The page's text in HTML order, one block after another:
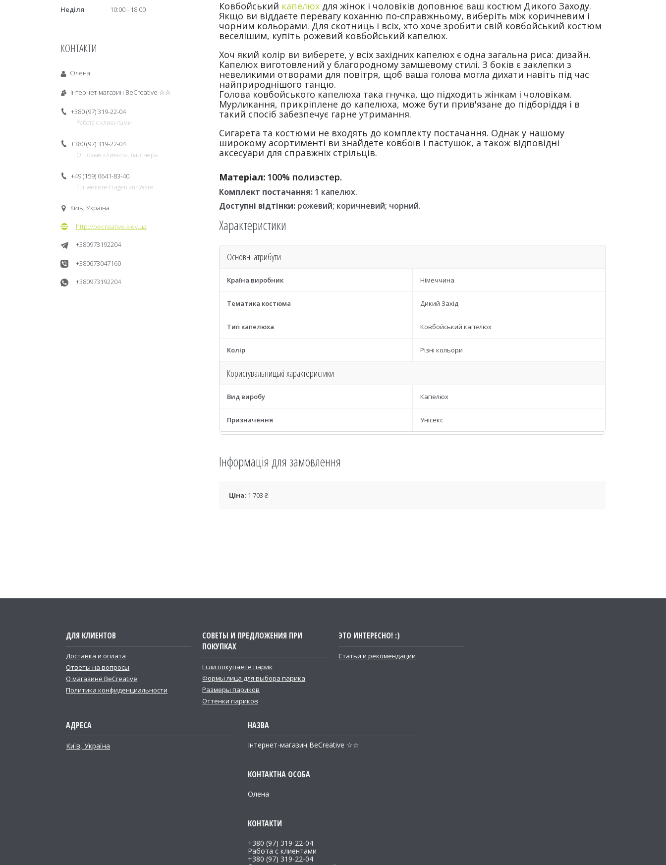
Ковбойський капелюх для жінок і чоловіків доповнює ваш костюм Дикого Заходу.
Якщо ви віддаєте перевагу коханню по-справжньому, виберіть між коричневим і
чорним кольорами. Для скотниць і всіх, хто хоче зробити свій ковбойський костюм
веселішим, купіть рожевий ковбойський капелюх.
Хоч який колір ви виберете, у всіх західних капелюх є одна загальна риса: дизайн.
Капелюх виготовлений у благородному замшевому стилі. З боків є заклепки з
невеликими отворами для повітря, щоб ваша голова могла дихати навіть під час
найприроднішого танцю.
Голова ковбойського капелюха така гнучка, що підходить жінкам і чоловікам.
Мурликання, прикріплене до капелюха, може бути прив'язане до підборіддя і в
такий спосіб забезпечує гарне утримання.
Сигарета та костюми не входять до комплекту постачання. Однак у нашому
широкому асортименті ви знайдете ковбоїв і пастушок, а також відповідні
аксесуари для справжніх стрільців.
Матеріал: 100% полиэстер.
Комплект постачання: 1 капелюх.
Доступні відтінки: рожевий; коричневий; чорний.
Характеристики
Основні атрибути
Країна виробник Німеччина
Тематика костюма Дикий Захід
Тип капелюха Ковбойський капелюх
Колір Різні кольори
Користувальницькі характеристики
Вид виробу Капелюх
Призначення Унісекс
Інформація для замовлення
Ціна: 1 703 ₴
Неділя
10:00 18:00
КОНТАКТИ
Олена
Інтернет-магазин BeCreative ☆☆
+380 (97) 319-22-04
Работа с клиентами
+380 (97) 319-22-04
Оптовые клиенты, партнёры
+49 (159) 0641-83-40
Für weitere Fragen zur Ware
Київ, Україна
http://becreative.kiev.ua
+380973192204
+380673047160
+380973192204
ДЛЯ КЛИЕНТОВ
Доставка и оплата
Ответы на вопросы
О магазине BeCreative
Политика конфиденциальности
СОВЕТЫ И ПРЕДЛОЖЕНИЯ ПРИ
ПОКУПКАХ
Если покупаете парик
Формы лица для выбора парика
Размеры париков
Оттенки париков
ЭТО ИНТЕРЕСНО! :)
Статьи и рекомендации
Київ, Україна Інтернет-магазин BeCreative ☆☆
Олена
+380 (97) 319-22-04
Работа с клиентами
+380 (97) 319-22-04